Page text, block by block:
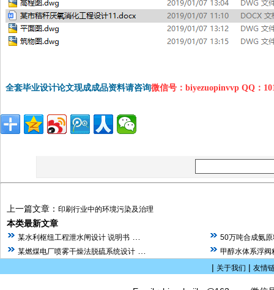
全套毕业设计论文现成成品资料请咨询微信号：biyezuopinvvp QQ：
上一篇文章： 印刷行业中的环境污染及治理
本类最新文章
某水利枢纽工程泄水闸设计 说明书…
50万吨合成氨
某燃煤电厂喷雾干燥法脱硫系统设计… 甲醇水体系浮阀
| 关于我们 | 友情